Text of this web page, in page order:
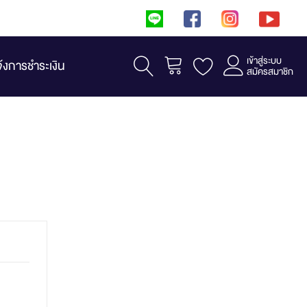
การชำระเงิน รถเข็น เข้าสู่ระบบ
สมัครสมาชิก